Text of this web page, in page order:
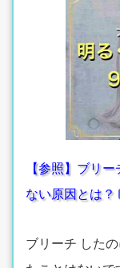
【参照】ブリ
ない原因とは？
ブリーチ した